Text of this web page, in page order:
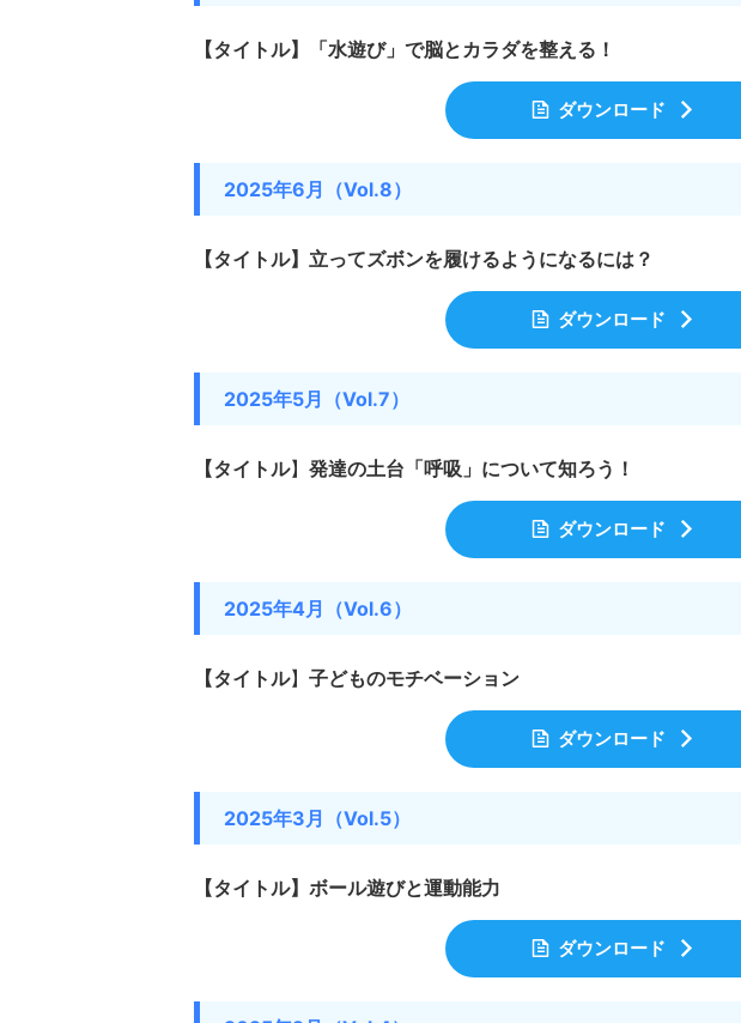
【タイトル】「水遊び」で脳とカラダを整える！
ダウンロード
2025年6月（Vol.8）
【タイトル】立ってズボンを履けるようになるには？
ダウンロード
2025年5月（Vol.7）
【タイトル】 発達の土台「呼吸」について知ろう！
ダウンロード
2025年4月（Vol.6）
【タイトル】 子どものモチベーション
ダウンロード
2025年3月（Vol.5）
【タイトル】ボール遊びと運動能力
ダウンロード
達の仕組みを解説！
「両足をそろえて、その場でぴょんぴょん跳ぶ」。
るより地味な動きと思われ鵜かもしれません。 ま
でも、運動の仕組みから見ると、連続ジャンプは歩
くことよりもずっと複雑で、いくつもの能力が高い
精度でかみ合ってはじめて成立する動きなんです。
両足で地面を離れる、空中でカラダを保つ ...